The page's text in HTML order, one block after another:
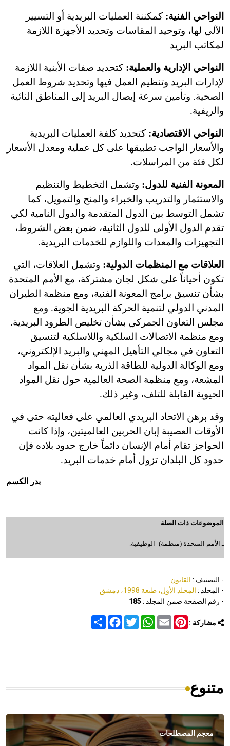
النواحي الفنية: كمكننة العمليات البريدية أو التسيير
الآلي لها، وتوحيد المقاسات وتحديد الأجهزة اللازمة
لمكاتب البريد
النواحي الإدارية والعملية: كتحديد صفات الأبنية اللازمة
لإدارات البريد وتنظيم العمل فيها وتحديد شروط العمل
الصحية. وتأمين سرعة إيصال البريد إلى المناطق النائية
والريفية.
لنواحي الاقتصادية: كتحديد كلفة العمليات البريدية
والأسعار الواجب تطبيقها على كل عملية ومعدل الأسعار
لكل فئة من المراسلات.
المعونة الفنية للدول: وتشمل التخطيط والتنظيم
والاستثمار والتدريب والخبراء والمنح والتمويل، كما
تشمل التوسط بين الدول المتقدمة والدول النامية لكي
تقدم الدول الأولى للدول الثانية، ضمن بعض الشروط،
التجهيزات والمعدات واللوازم للخدمات البريدية.
العلاقات مع المنظمات الدولية: وتشمل العلاقات، التي
تكون أحياناً على شكل لجان مشتركة، مع الأمم المتحدة
بشأن تنسيق برامج المعونة الفنية، ومع منظمة الطيران
المدني الدولي لتنمية الحركة البريدية الجوية. ومع
مجلس التعاون الجمركي بشأن تخليص الطرود البريدية.
ومع منظمة الاتصالات السلكية واللاسلكية لتنسيق
التعاون في مجالي التأهيل المهني والبريد الإلكتروني،
ومع الوكالة الدولية للطاقة الذرية بشأن نقل المواد
المشعة، ومع منظمة الصحة العالمية حول نقل المواد
الحيوية القابلة للتلف، وغير ذلك.
وقد برهن الاتحاد البريدي العالمي على فعاليته حتى في
الأوقات العصيبة إبان الحربين العالميتين، وإذا كانت
الحواجز تقام أمام الإنسان دائماً خارج حدود بلاده فإن
حدود كل البلدان تزول أمام خدمات البريد.
بدر الكسم
الموضوعات ذات الصلة
ـ الأمم المتحدة (منظمة)- الوظيفية.
- التصنيف : القانون
- المجلد : المجلد الأول، طبعة 1998، دمشق
- رقم الصفحة ضمن المجلد : 185
مشاركة : Share
FacebookTwitter
WhatsAppEmail
Pinterest
متنوع
معجم المصطلحات